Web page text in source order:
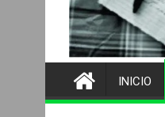
INICIO